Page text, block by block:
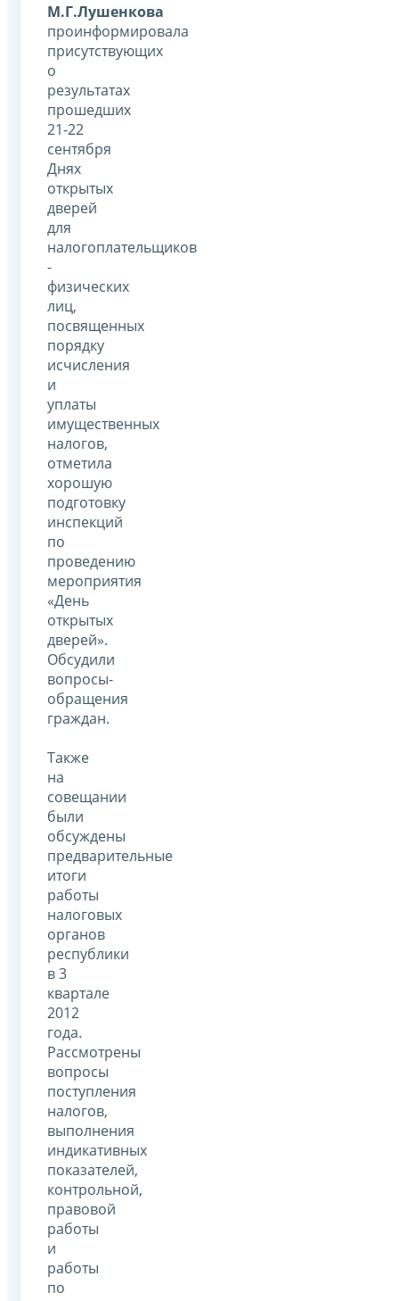
М.Г.Лушенкова
проинформировала
присутствующих
о
результатах
прошедших
21-22
сентября
Днях
открытых
дверей
для
налогоплательщиков
-
физических
лиц,
посвященных
порядку
исчисления
и
уплаты
имущественных
налогов,
отметила
хорошую
подготовку
инспекций
по
проведению
мероприятия
«День
открытых
дверей».
Обсудили
вопросы-
обращения
граждан.
Также
на
совещании
были
обсуждены
предварительные
итоги
работы
налоговых
органов
республики
в 3
квартале
2012
года.
Рассмотрены
вопросы
поступления
налогов,
выполнения
индикативных
показателей,
контрольной,
правовой
работы
и
работы
по